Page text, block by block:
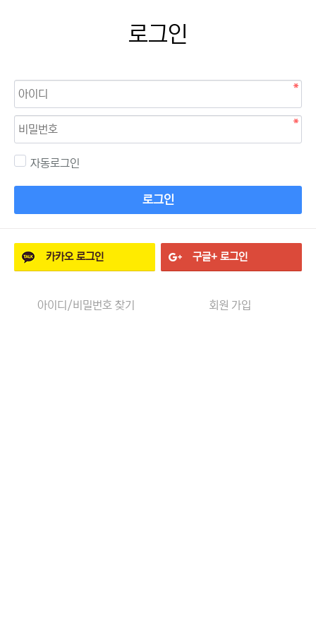
로그인
자동로그인
로그인
카카오로그인 구글+ 로그인
아이디/비밀번호 찾기 회원 가입